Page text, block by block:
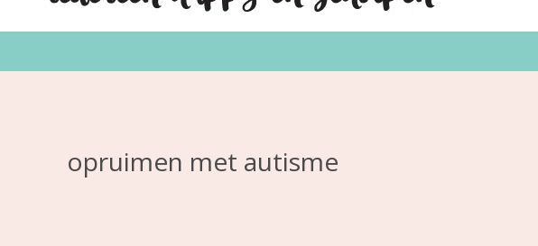
opruimen met autisme